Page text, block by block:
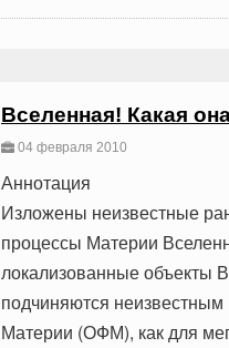
Вселенная! Какая
04 февраля 2010
Аннотация
Изложены неизвестные
процессы Материи
локализованные объекты
подчиняются
Материи (ОФМ), как для